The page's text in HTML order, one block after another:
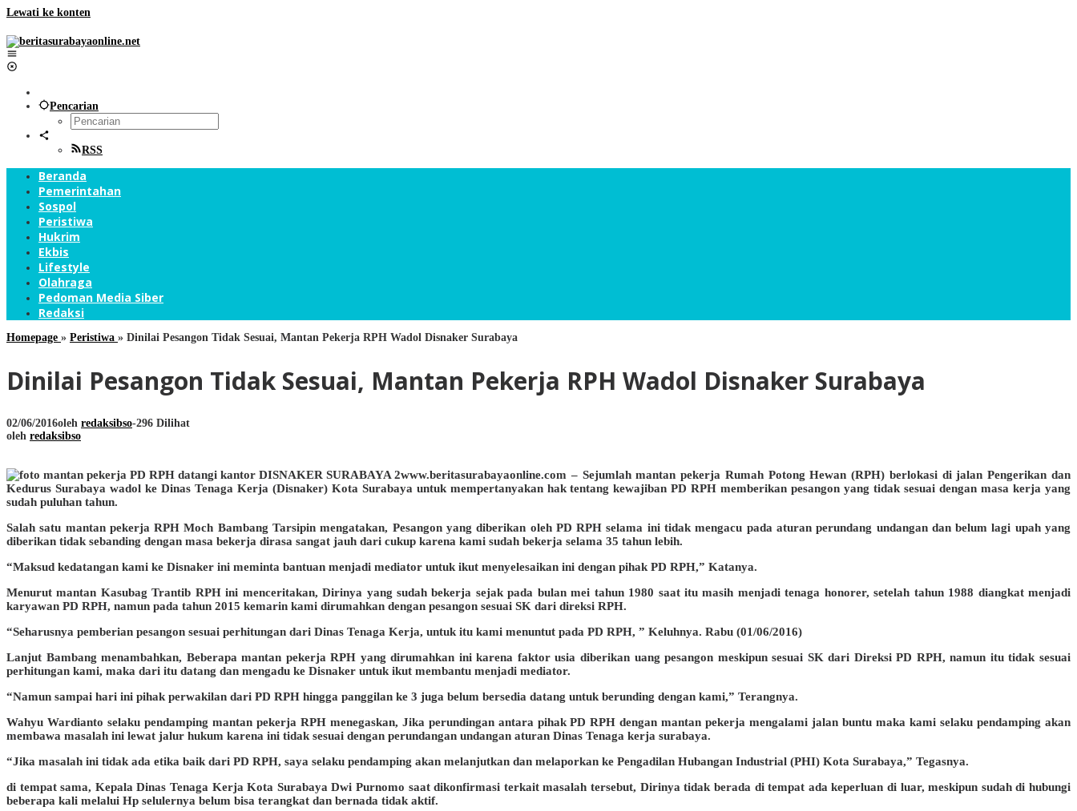
Lewati ke konten
Pencarian
RSS
Beranda
Pemerintahan
Sospol
Peristiwa
Hukrim
Ekbis
Lifestyle
Olahraga
Pedoman Media Siber
Redaksi
Homepage » Peristiwa » Dinilai Pesangon Tidak Sesuai, Mantan Pekerja RPH Wadol Disnaker Surabaya
Dinilai Pesangon Tidak Sesuai, Mantan Pekerja RPH Wadol Disnaker Surabaya
02/06/2016oleh redaksibso-296 Dilihat
oleh redaksibso
www.beritasurabayaonline.com – Sejumlah mantan pekerja Rumah Potong Hewan (RPH) berlokasi di jalan Pengerikan dan
Kedurus Surabaya wadol ke Dinas Tenaga Kerja (Disnaker) Kota Surabaya untuk mempertanyakan hak tentang kewajiban PD RPH memberikan pesangon yang tidak sesuai dengan masa kerja yang
sudah puluhan tahun.
Salah satu mantan pekerja RPH Moch Bambang Tarsipin mengatakan, Pesangon yang diberikan oleh PD RPH selama ini tidak mengacu pada aturan perundang undangan dan belum lagi upah yang
diberikan tidak sebanding dengan masa bekerja dirasa sangat jauh dari cukup karena kami sudah bekerja selama 35 tahun lebih.
“Maksud kedatangan kami ke Disnaker ini meminta bantuan menjadi mediator untuk ikut menyelesaikan ini dengan pihak PD RPH,” Katanya.
Menurut mantan Kasubag Trantib RPH ini menceritakan, Dirinya yang sudah bekerja sejak pada bulan mei tahun 1980 saat itu masih menjadi tenaga honorer, setelah tahun 1988 diangkat menjadi
karyawan PD RPH, namun pada tahun 2015 kemarin kami dirumahkan dengan pesangon sesuai SK dari direksi RPH.
“Seharusnya pemberian pesangon sesuai perhitungan dari Dinas Tenaga Kerja, untuk itu kami menuntut pada PD RPH, ” Keluhnya. Rabu (01/06/2016)
Lanjut Bambang menambahkan, Beberapa mantan pekerja RPH yang dirumahkan ini karena faktor usia diberikan uang pesangon meskipun sesuai SK dari Direksi PD RPH, namun itu tidak sesuai
perhitungan kami, maka dari itu datang dan mengadu ke Disnaker untuk ikut membantu menjadi mediator.
“Namun sampai hari ini pihak perwakilan dari PD RPH hingga panggilan ke 3 juga belum bersedia datang untuk berunding dengan kami,” Terangnya.
Wahyu Wardianto selaku pendamping mantan pekerja RPH menegaskan, Jika perundingan antara pihak PD RPH dengan mantan pekerja mengalami jalan buntu maka kami selaku pendamping akan
membawa masalah ini lewat jalur hukum karena ini tidak sesuai dengan perundangan undangan aturan Dinas Tenaga kerja surabaya.
“Jika masalah ini tidak ada etika baik dari PD RPH, saya selaku pendamping akan melanjutkan dan melaporkan ke Pengadilan Hubangan Industrial (PHI) Kota Surabaya,” Tegasnya.
di tempat sama, Kepala Dinas Tenaga Kerja Kota Surabaya Dwi Purnomo saat dikonfirmasi terkait masalah tersebut, Dirinya tidak berada di tempat ada keperluan di luar, meskipun sudah di hubungi
beberapa kali melalui Hp selulernya belum bisa terangkat dan bernada tidak aktif.